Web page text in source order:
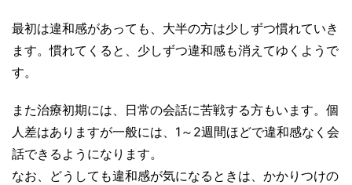
最初は違和感があっても、大半の方は少しずつ慣れていき
ます。慣れてくると、少しずつ違和感も消えてゆくようで
す。
また治療初期には、日常の会話に苦戦する方もいます。個
人差はありますが一般には、1～2週間ほどで違和感なく会
話できるようになります。
なお、どうしても違和感が気になるときは、かかりつけの